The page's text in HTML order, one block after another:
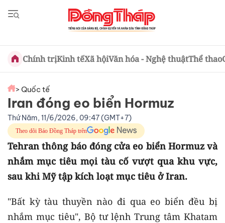
Chính trịKinh tếXã hộiVăn hóa - Nghệ thuậtThể thao
> Quốc tế
Iran đóng eo biển Hormuz
Thứ Năm, 11/6/2026, 09:47 (GMT+7)
Theo dõi Báo Đồng Tháp trên
Tehran thông báo đóng cửa eo biển Hormuz và
nhắm mục tiêu mọi tàu cố vượt qua khu vực,
sau khi Mỹ tập kích loạt mục tiêu ở Iran.
"Bất kỳ tàu thuyền nào đi qua eo biển đều bị
nhắm mục tiêu", Bộ tư lệnh Trung tâm Khatam